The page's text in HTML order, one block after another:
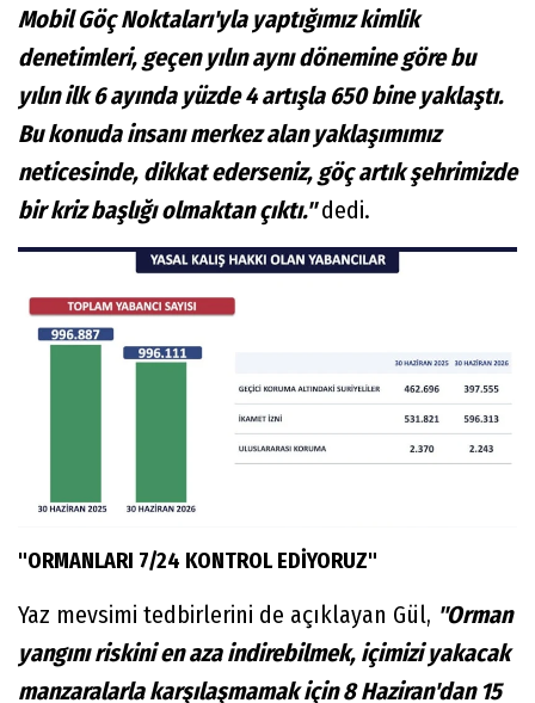
Mobil Göç Noktaları'yla yaptığımız kimlik
denetimleri, geçen yılın aynı dönemine göre bu
yılın ilk 6 ayında yüzde 4 artışla 650 bine yaklaştı.
Bu konuda insanı merkez alan yaklaşımımız
neticesinde, dikkat ederseniz, göç artık şehrimizde
bir kriz başlığı olmaktan çıktı."dedi.
"ORMANLARI 7/24 KONTROL EDİYORUZ"
Yaz mevsimi tedbirlerini de açıklayan Gül, "Orman
yangını riskini en aza indirebilmek, içimizi yakacak
manzaralarla karşılaşmamak için 8 Haziran'dan 15